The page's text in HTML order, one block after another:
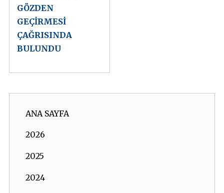
GÖZDEN
GEÇİRMESİ
ÇAĞRISINDA
BULUNDU
ANA SAYFA
2026
2025
2024